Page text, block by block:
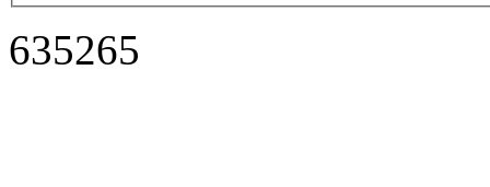
635265